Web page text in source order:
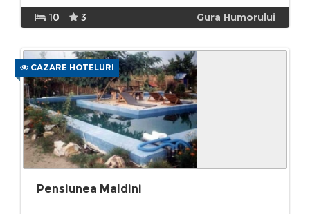
10 3 Gura Humorului
CAZARE HOTELURI
Pensiunea Maldini